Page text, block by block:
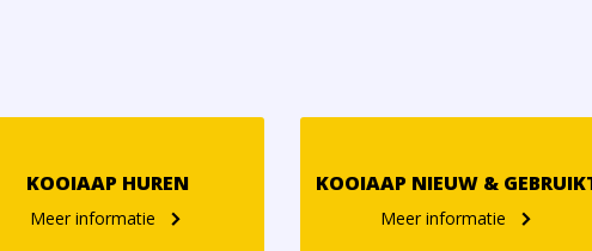
Hydraulische vorkverstelling
Eye-catcher
KOOIAAP HUREN
Meer informatie
KOOIAAP NIEUW &
Meer informatie